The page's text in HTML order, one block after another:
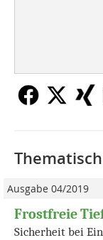
Ausgabe 04/2019
Frostfreie
Sicherheit bei